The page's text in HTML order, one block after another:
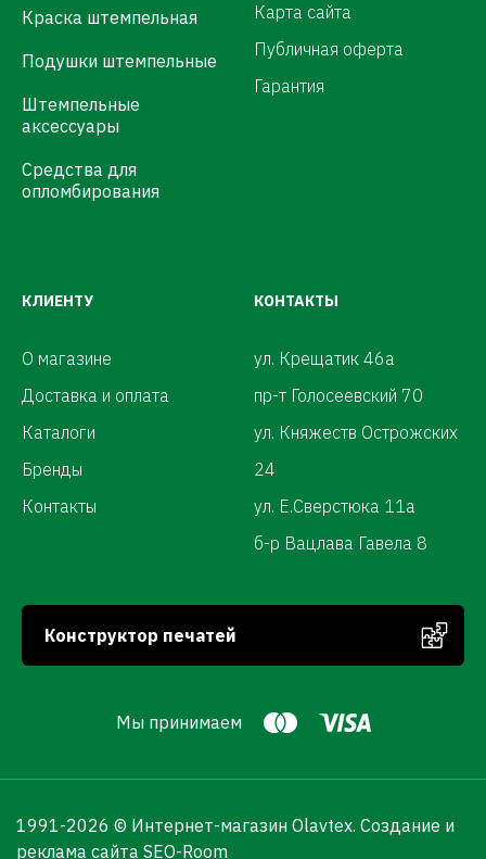
Краска штемпельная
Подушки штемпельные
Штемпельные
аксессуары
Средства для
опломбирования
Карта сайта
Публичная оферта
Гарантия
КЛИЕНТУ
О магазине
Доставка и оплата
Каталоги
Бренды
Контакты
КОНТАКТЫ
ул. Крещатик 46а
пр-т Голосеевский 70
ул. Княжеств Острожских
24
ул. Е.Сверстюка 11а
б-р Вацлава Гавела 8
Конструктор печатей
Мы принимаем
1991-2026 © Интернет-магазин Olavtex. Создание и
реклама сайта SEO-Room